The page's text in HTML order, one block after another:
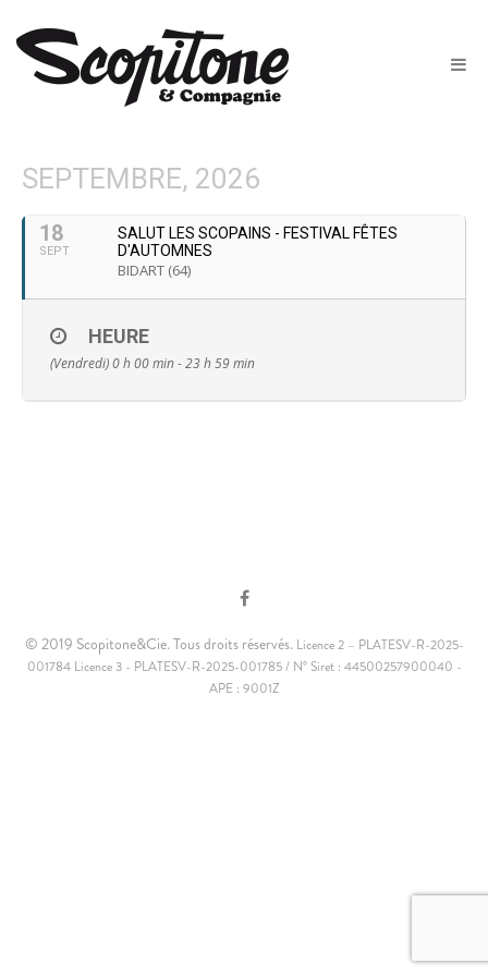
SEPTEMBRE, 2026
18
SEPT
SALUT LES SCOPAINS - FESTIVAL FÊTES
D'AUTOMNES
BIDART (64)
HEURE
(Vendredi) 0 h 00 min - 23 h 59 min
© 2019 Scopitone&Cie. Tous droits réservés. Licence 2 – PLATESV-R-2025-
001784 Licence 3 - PLATESV-R-2025-001785 / N° Siret : 44500257900040 -
APE : 9001Z